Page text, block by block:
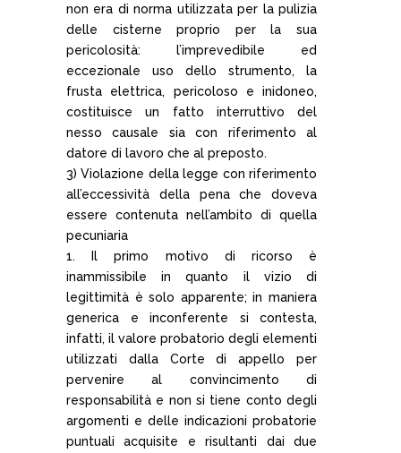
non era di norma utilizzata per la pulizia
delle cisterne proprio per la sua
pericolosità: l’imprevedibile ed
eccezionale uso dello strumento, la
frusta elettrica, pericoloso e inidoneo,
costituisce un fatto interruttivo del
nesso causale sia con riferimento al
datore di lavoro che al preposto.
3) Violazione della legge con riferimento
all’eccessività della pena che doveva
essere contenuta nell’ambito di quella
pecuniaria
1. Il primo motivo di ricorso è
inammissibile in quanto il vizio di
legittimità è solo apparente; in maniera
generica e inconferente si contesta,
infatti, il valore probatorio degli elementi
utilizzati dalla Corte di appello per
pervenire al convincimento di
responsabilità e non si tiene conto degli
argomenti e delle indicazioni probatorie
puntuali acquisite e risultanti dai due